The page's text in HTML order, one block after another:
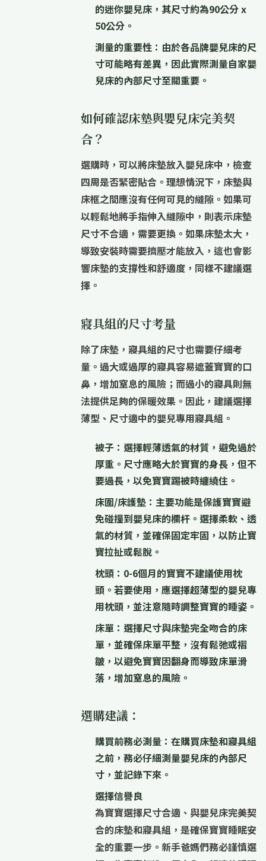
的迷你嬰兒床，其尺寸約為90公分 x
50公分 。
測量的重要性： 由於各品牌嬰兒床的尺
寸可能略有差異，因此實際測量自家嬰
兒床的內部尺寸至關重要。
如何確認床墊與嬰兒床完美契
合？
選購時，可以將床墊放入嬰兒床中，檢查
四周是否緊密貼合。理想情況下，床墊與
床框之間應沒有任何可見的縫隙 。如果可
以輕鬆地將手指伸入縫隙中，則表示床墊
尺寸不合適，需要更換。如果床墊太大，
導致安裝時需要擠壓才能放入，這也會影
響床墊的支撐性和舒適度，同樣不建議選
擇。
寢具組的尺寸考量
除了床墊， 寢具組的尺寸也需要仔細考
量。過大或過厚的寢具容易遮蓋寶寶的口
鼻，增加窒息的風險；而過小的寢具則無
法提供足夠的保暖效果。因此，建議選擇
薄型、尺寸適中的嬰兒專用寢具組。
被子： 選擇輕薄透氣的材質，避免過於
厚重。尺寸應略大於寶寶的身長，但不
要過長，以免寶寶踢被時纏繞住。
床圍/床護墊： 主要功能是保護寶寶避
免碰撞到嬰兒床的欄杆。選擇柔軟、透
氣的材質，並確保固定牢固，以防止寶
寶拉扯或鬆脫。
枕頭： 0-6個月的寶寶不建議使用枕
頭 。若要使用，應選擇超薄型的嬰兒專
用枕頭，並注意隨時調整寶寶的睡姿。
床單： 選擇尺寸與床墊完全吻合的床
單，並確保床單平整，沒有鬆弛或褶
皺，以避免寶寶因翻身而導致床單滑
落，增加窒息的風險。
選購建議：
購買前務必測量： 在購買床墊和寢具組
之前，務必仔細測量嬰兒床的內部尺
寸，並記錄下來。
選擇信譽良
為寶寶選擇尺寸合適、與嬰兒床完美契
合的床墊和寢具組，是確保寶寶睡眠安
全的重要一步。新手爸媽們務必謹慎選